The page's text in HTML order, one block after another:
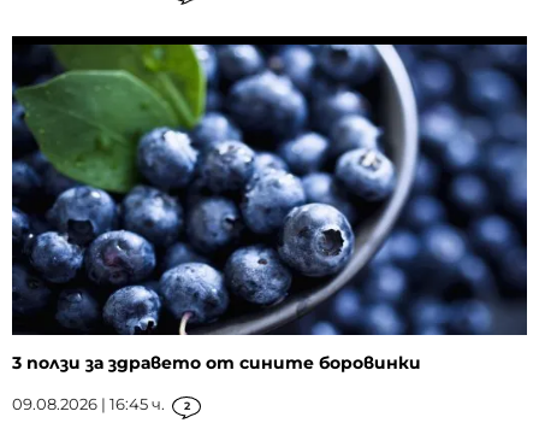
3 ползи за здравето от сините боровинки
09.08.2026 | 16:45 ч. 2